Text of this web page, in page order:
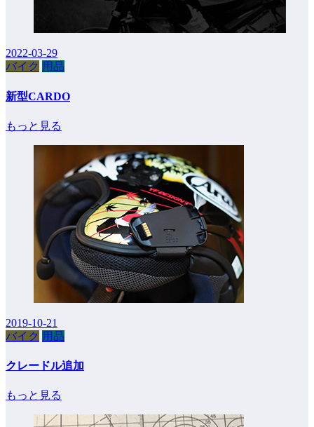
2022-03-29
バイク 用品
新型CARDO
もっと見る
2019-10-21
バイク 用品
クレードル追加
もっと見る